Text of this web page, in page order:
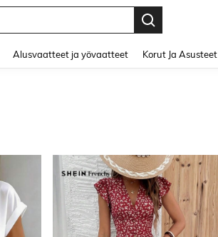
Alusvaatteet ja yövaatteet Korut Ja Asusteet